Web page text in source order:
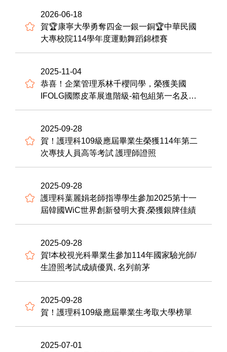
2026-06-18
賀🏆康寧大學勇奪四金一銀一銅🏆中華民國
大專校院114學年度運動舞蹈錦標賽
2025-11-04
恭喜！企業管理系林千櫻同學，榮獲美國
IFOLG國際皮革展進階級-箱包組第一名及口
袋物品組 第一名，展現創意商品化能力。
2025-09-28
賀！護理科109級應屆畢業生榮獲114年第二
次專技人員高等考試 護理師證照
2025-09-28
護理科葉麗娟老師指導學生參加2025第十一
屆韓國WiC世界創新發明大賽,榮獲銀牌佳績
2025-09-28
賀!本校視光科畢業生參加114年國家驗光師/
生證照考試成績優異, 名列前茅
2025-09-28
賀！護理科109級應屆畢業生考取大學榜單
2025-07-01